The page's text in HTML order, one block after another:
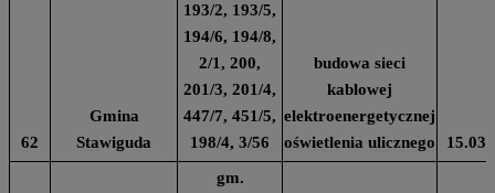
62
Gmina
Stawiguda
193/2, 193/5,
194/6, 194/8,
2/1, 200,
201/3, 201/4,
447/7, 451/5,
198/4, 3/56
budowa sieci
kablowej
elektroenergetycznej
oświetlenia ulicznego
gm.